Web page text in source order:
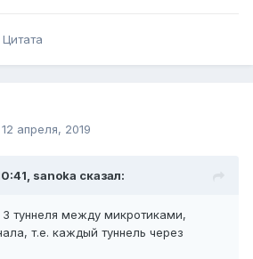
Цитата
12 апреля, 2019
sanoka сказал:
3 туннеля между микротиками,
т.е. каждый туннель через